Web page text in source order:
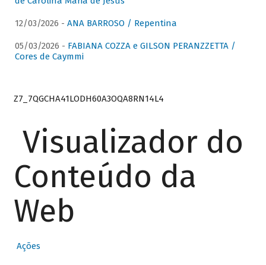
12/03/2026 - ANA BARROSO / Repentina
05/03/2026 - FABIANA COZZA e GILSON PERANZZETTA /
Cores de Caymmi
Z7_7QGCHA41LODH60A3OQA8RN14L4
Visualizador do
Conteúdo da
Web
Ações